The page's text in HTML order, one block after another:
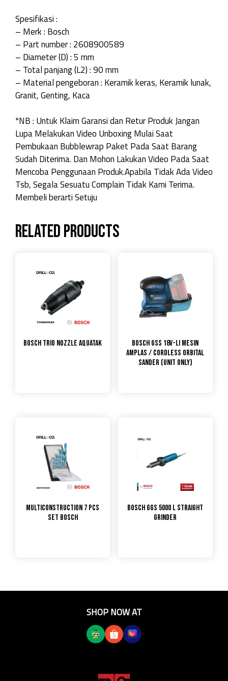
Spesifikasi :
– Merk : Bosch
– Part number : 2608900589
– Diameter (D) : 5 mm
– Total panjang (L2) : 90 mm
– Material pengeboran : Keramik keras, Keramik lunak,
Granit, Genting, Kaca
*NB : Untuk Klaim Garansi dan Retur Produk Jangan
Lupa Melakukan Video Unboxing Mulai Saat
Pembukaan Bubblewrap Paket Pada Saat Barang
Sudah Diterima. Dan Mohon Lakukan Video Pada Saat
Mencoba Penggunaan Produk.Apabila Tidak Ada Video
Tsb, Segala Sesuatu Complain Tidak Kami Terima.
Membeli berarti Setuju
Related products
Bosch Trio Nozzle Aquatak
Bosch GSS 18V-LI Mesin
Amplas / Cordless Orbital
Sander (UNIT ONLY)
Multiconstruction 7 pcs
Set Bosch
Bosch GGS 5000 L Straight
Grinder
SHOP NOW AT